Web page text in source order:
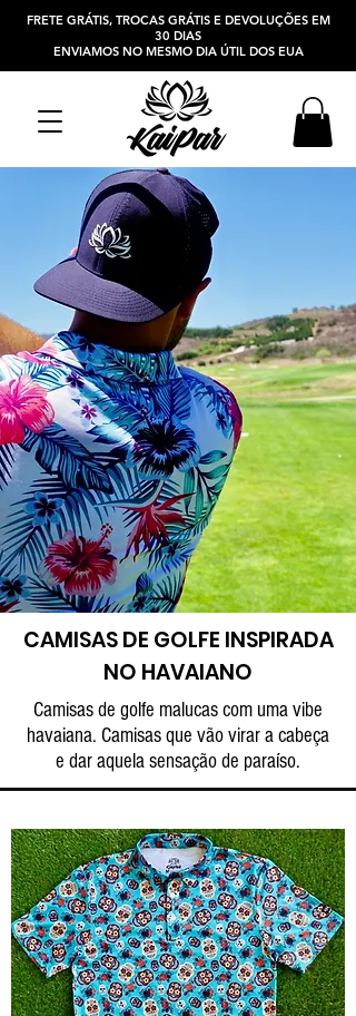
FRETE GRÁTIS, TROCAS GRÁTIS E DEVOLUÇÕES EM
30 DIAS
ENVIAMOS NO MESMO DIA ÚTIL DOS EUA
CAMISAS DE GOLFE INSPIRADA
NO HAVAIANO
Camisas de golfe malucas com uma vibe
havaiana. Camisas que vão virar a cabeça
e dar aquela sensação de paraíso.